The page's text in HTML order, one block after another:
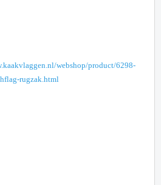
webshop/product/6298-
rugzak.html